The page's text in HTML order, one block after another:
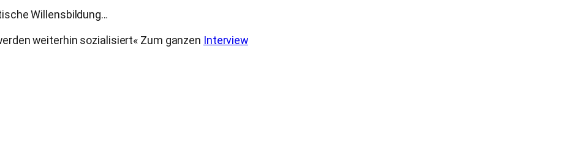
Willensbildung…
weiterhin sozialisiert« Zum ganzen Interview